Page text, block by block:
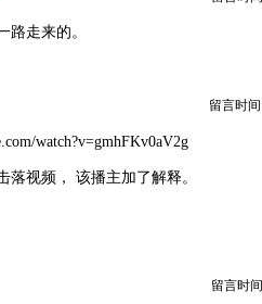
路走来的。
留言时间
watch?v=gmhFKv0aV2g
落视频， 该播主加了解释。
留言时